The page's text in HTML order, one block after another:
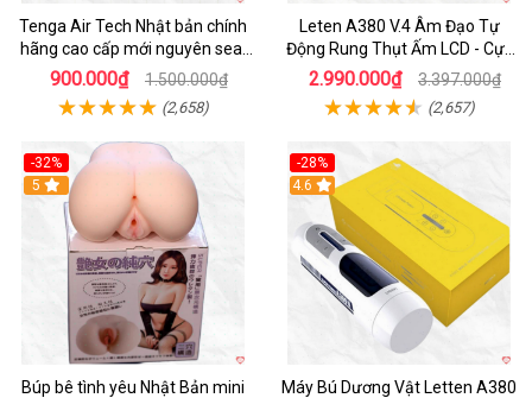
Tenga Air Tech Nhật bản chính
hãng cao cấp mới nguyên seal
giá tốt
900.000₫ 1.500.000₫
(2,658)
Leten A380 V.4 Âm Đạo Tự
Động Rung Thụt Ấm LCD - Cực
Phê
2.990.000₫ 3.397.000₫
(2,657)
-32%
Hot
5
Búp bê tình yêu Nhật Bản mini
-28%
Hot
4.6
Máy Bú Dương Vật Letten A380